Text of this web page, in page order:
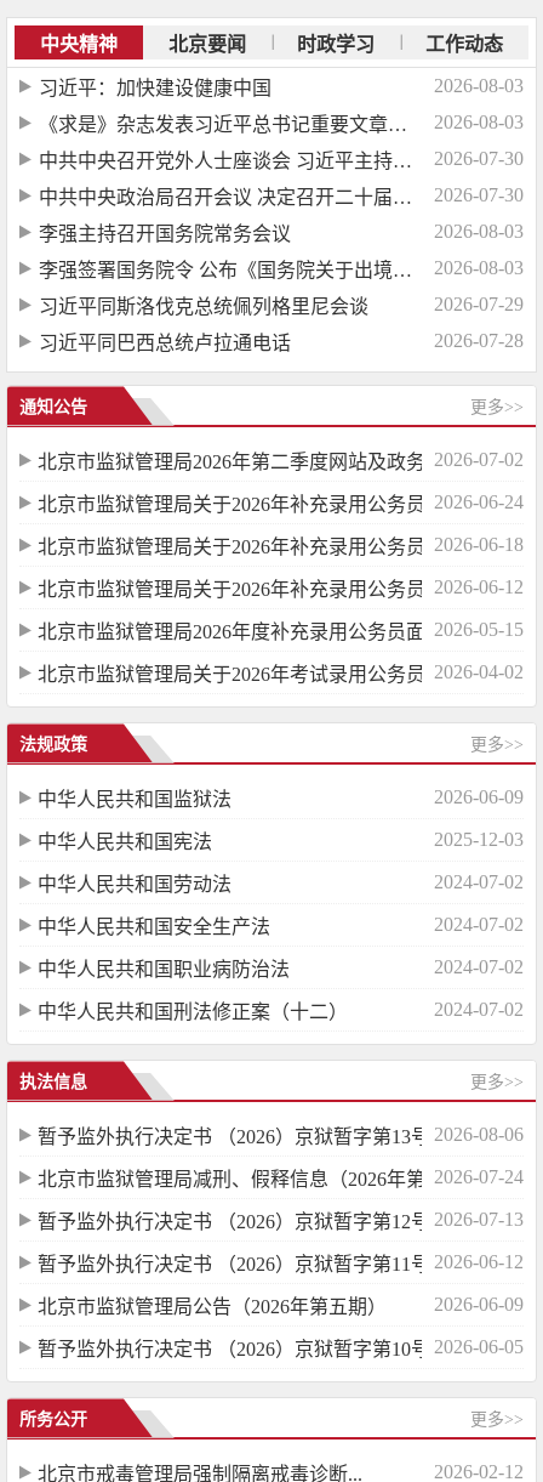
中央精神 北京要闻 时政学习 工作动态
习近平：加快建设健康中国
2026-08-03
《求是》杂志发表习近平总书记重要文章《加快建设健康中...
2026-08-03
中共中央召开党外人士座谈会 习近平主持并发表重要讲话...
2026-07-30
中共中央政治局召开会议 决定召开二十届五中全会 分析...
2026-07-30
李强主持召开国务院常务会议
2026-08-03
李强签署国务院令 公布《国务院关于出境入境管理的规定...
2026-08-03
习近平同斯洛伐克总统佩列格里尼会谈
2026-07-29
习近平同巴西总统卢拉通电话
2026-07-28
通知公告 更多>>
北京市监狱管理局2026年第二季度网站及政务...2026-07-02
北京市监狱管理局关于2026年补充录用公务员...2026-06-24
北京市监狱管理局关于2026年补充录用公务员...2026-06-18
北京市监狱管理局关于2026年补充录用公务员...2026-06-12
北京市监狱管理局2026年度补充录用公务员面...2026-05-15
北京市监狱管理局关于2026年考试录用公务员...2026-04-02
法规政策 更多>>
中华人民共和国监狱法 2026-06-09
中华人民共和国宪法 2025-12-03
中华人民共和国劳动法 2024-07-02
中华人民共和国安全生产法 2024-07-02
中华人民共和国职业病防治法 2024-07-02
中华人民共和国刑法修正案（十二） 2024-07-02
执法信息 更多>>
暂予监外执行决定书 （2026）京狱暂字第13号 2026-08-06
北京市监狱管理局减刑、假释信息（2026年第...2026-07-24
暂予监外执行决定书 （2026）京狱暂字第12号 2026-07-13
暂予监外执行决定书 （2026）京狱暂字第11号 2026-06-12
北京市监狱管理局公告（2026年第五期） 2026-06-09
暂予监外执行决定书 （2026）京狱暂字第10号 2026-06-05
所务公开 更多>>
北京市戒毒管理局强制隔离戒毒诊断... 2026-02-12